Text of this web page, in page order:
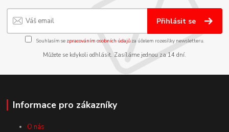
Přihlásit se
Souhlasím se zpracováním osobních údajůza účelem rozesílky newsletteru.
Můžete se kdykoli odhlásit. Zasíláme jednou za 14 dní.
Informace pro zákazníky
O nás